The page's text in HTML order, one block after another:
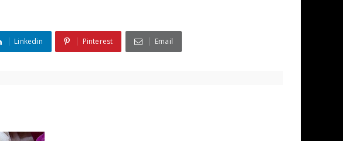
Linkedin Pinterest Email